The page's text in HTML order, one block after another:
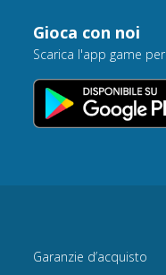
Gioca con noi
Scarica l'app game
Garanzie d’acquisto